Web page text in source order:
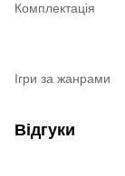
Комплектація
Ігри за жанрами
Відгуки